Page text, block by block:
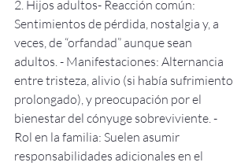
2. Hijos adultos- Reacción común:
Sentimientos de pérdida, nostalgia y, a
veces, de “orfandad” aunque sean
adultos. - Manifestaciones: Alternancia
entre tristeza, alivio (si había sufrimiento
prolongado), y preocupación por el
bienestar del cónyuge sobreviviente. -
Rol en la familia: Suelen asumir
responsabilidades adicionales en el